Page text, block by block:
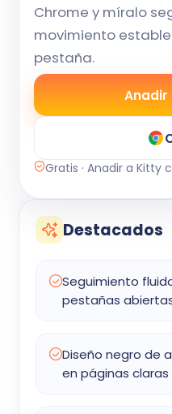
Chrome y míralo
movimiento
pestaña.
Anadir
Gratis · Anadir a Kitty
Destacados
Seguimiento
pestañas
Diseño negro de
en páginas claras